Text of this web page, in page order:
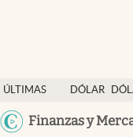
ÚLTIMAS
NOTICIAS
DÓLAR
Finanzas y
Dólar
Members